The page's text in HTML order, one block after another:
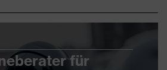
für